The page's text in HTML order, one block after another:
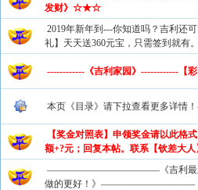
发财》☆★☆
2019年新年到---你知道吗？吉利还
礼】天天送360元宝，只需签到就有。
------------《吉利家园》------------【
本页《目录》请下拉查看更多详情！
【奖金对照表】申领奖金请以此格
额+?元；回复本帖。联系【钦差大人
————————————《吉利最新发
做的更好！》——————————